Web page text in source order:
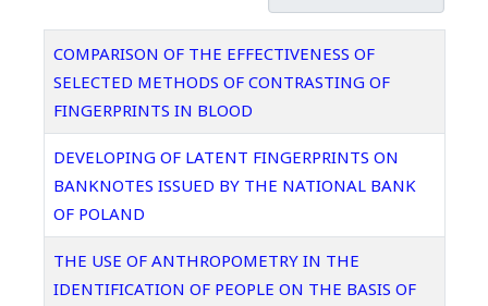
Tytuł
COMPARISON OF THE EFFECTIVENESS OF
SELECTED METHODS OF CONTRASTING OF
FINGERPRINTS IN BLOOD
DEVELOPING OF LATENT FINGERPRINTS ON
BANKNOTES ISSUED BY THE NATIONAL BANK
OF POLAND
THE USE OF ANTHROPOMETRY IN THE
IDENTIFICATION OF PEOPLE ON THE BASIS OF